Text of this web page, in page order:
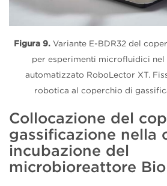
Figura 9. Variante E-BDR32 del
per esperimenti microfluidici
automatizzato RoboLector XT.
robotica al coperchio di
Collocazione del
gassificazione nella
incubazione del
microbioreattore